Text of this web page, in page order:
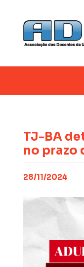
TJ-BA
no prazo
28/11/2024